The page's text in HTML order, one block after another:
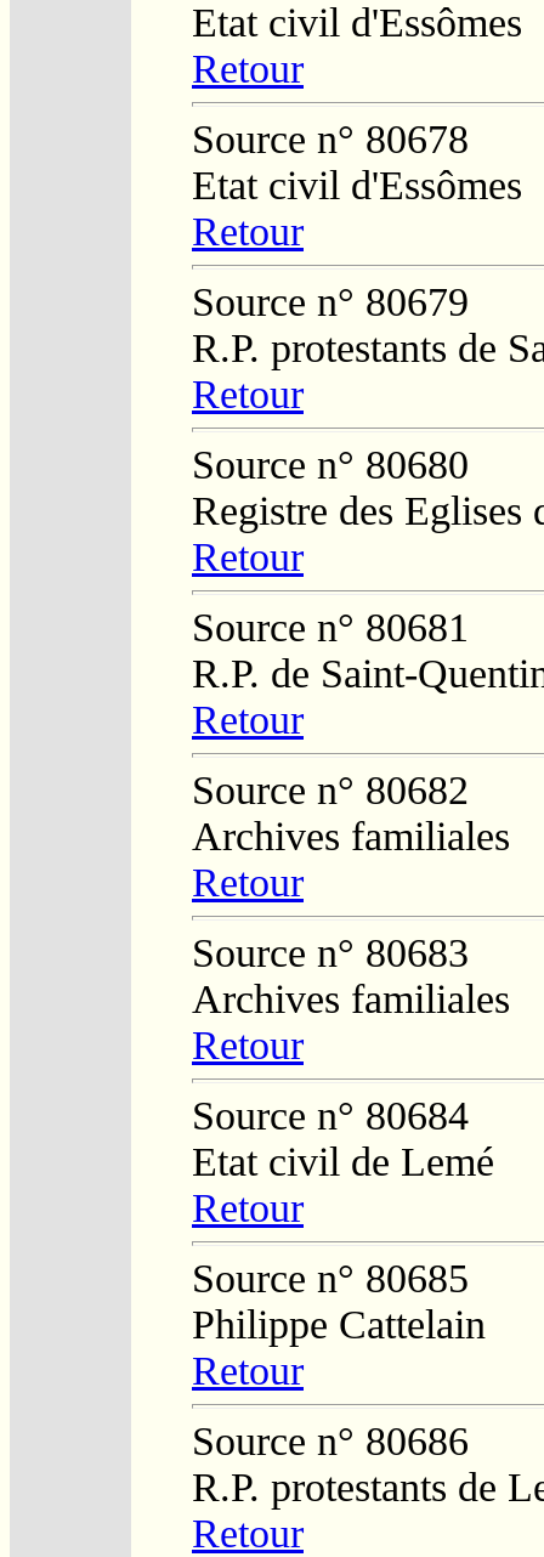
Etat civil d'Essômes
Retour
Source n° 80678
Etat civil d'Essômes
Retour
Source n° 80679
R.P. protestants de
Retour
Source n° 80680
Registre des Eglises
Retour
Source n° 80681
R.P. de Saint-
Retour
Source n° 80682
Archives familiales
Retour
Source n° 80683
Archives familiales
Retour
Source n° 80684
Etat civil de Lemé
Retour
Source n° 80685
Philippe Cattelain
Retour
Source n° 80686
R.P. protestants de
Retour